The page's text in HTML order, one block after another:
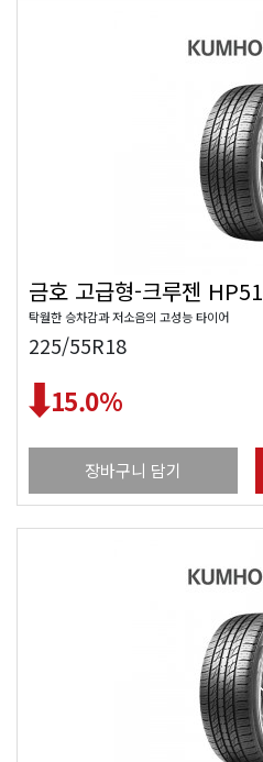
금호 고급형-크루젠 HP51
탁월한 승차감과 저소음의 고성능 타이어
225/55R18
15.0%
장바구니 담기